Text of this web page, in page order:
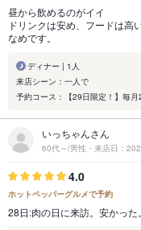
昼から飲めるのがイイ
ドリンクは安め、フードは高
なめです。
ディナー | 1人
来店シーン：一人で
予約コース：【29日限定！】毎月
いっちゃんさん
60代～/男性・来店日：
4.0
ホットペッパーグルメで予約
28日:肉の日に来訪。安かった